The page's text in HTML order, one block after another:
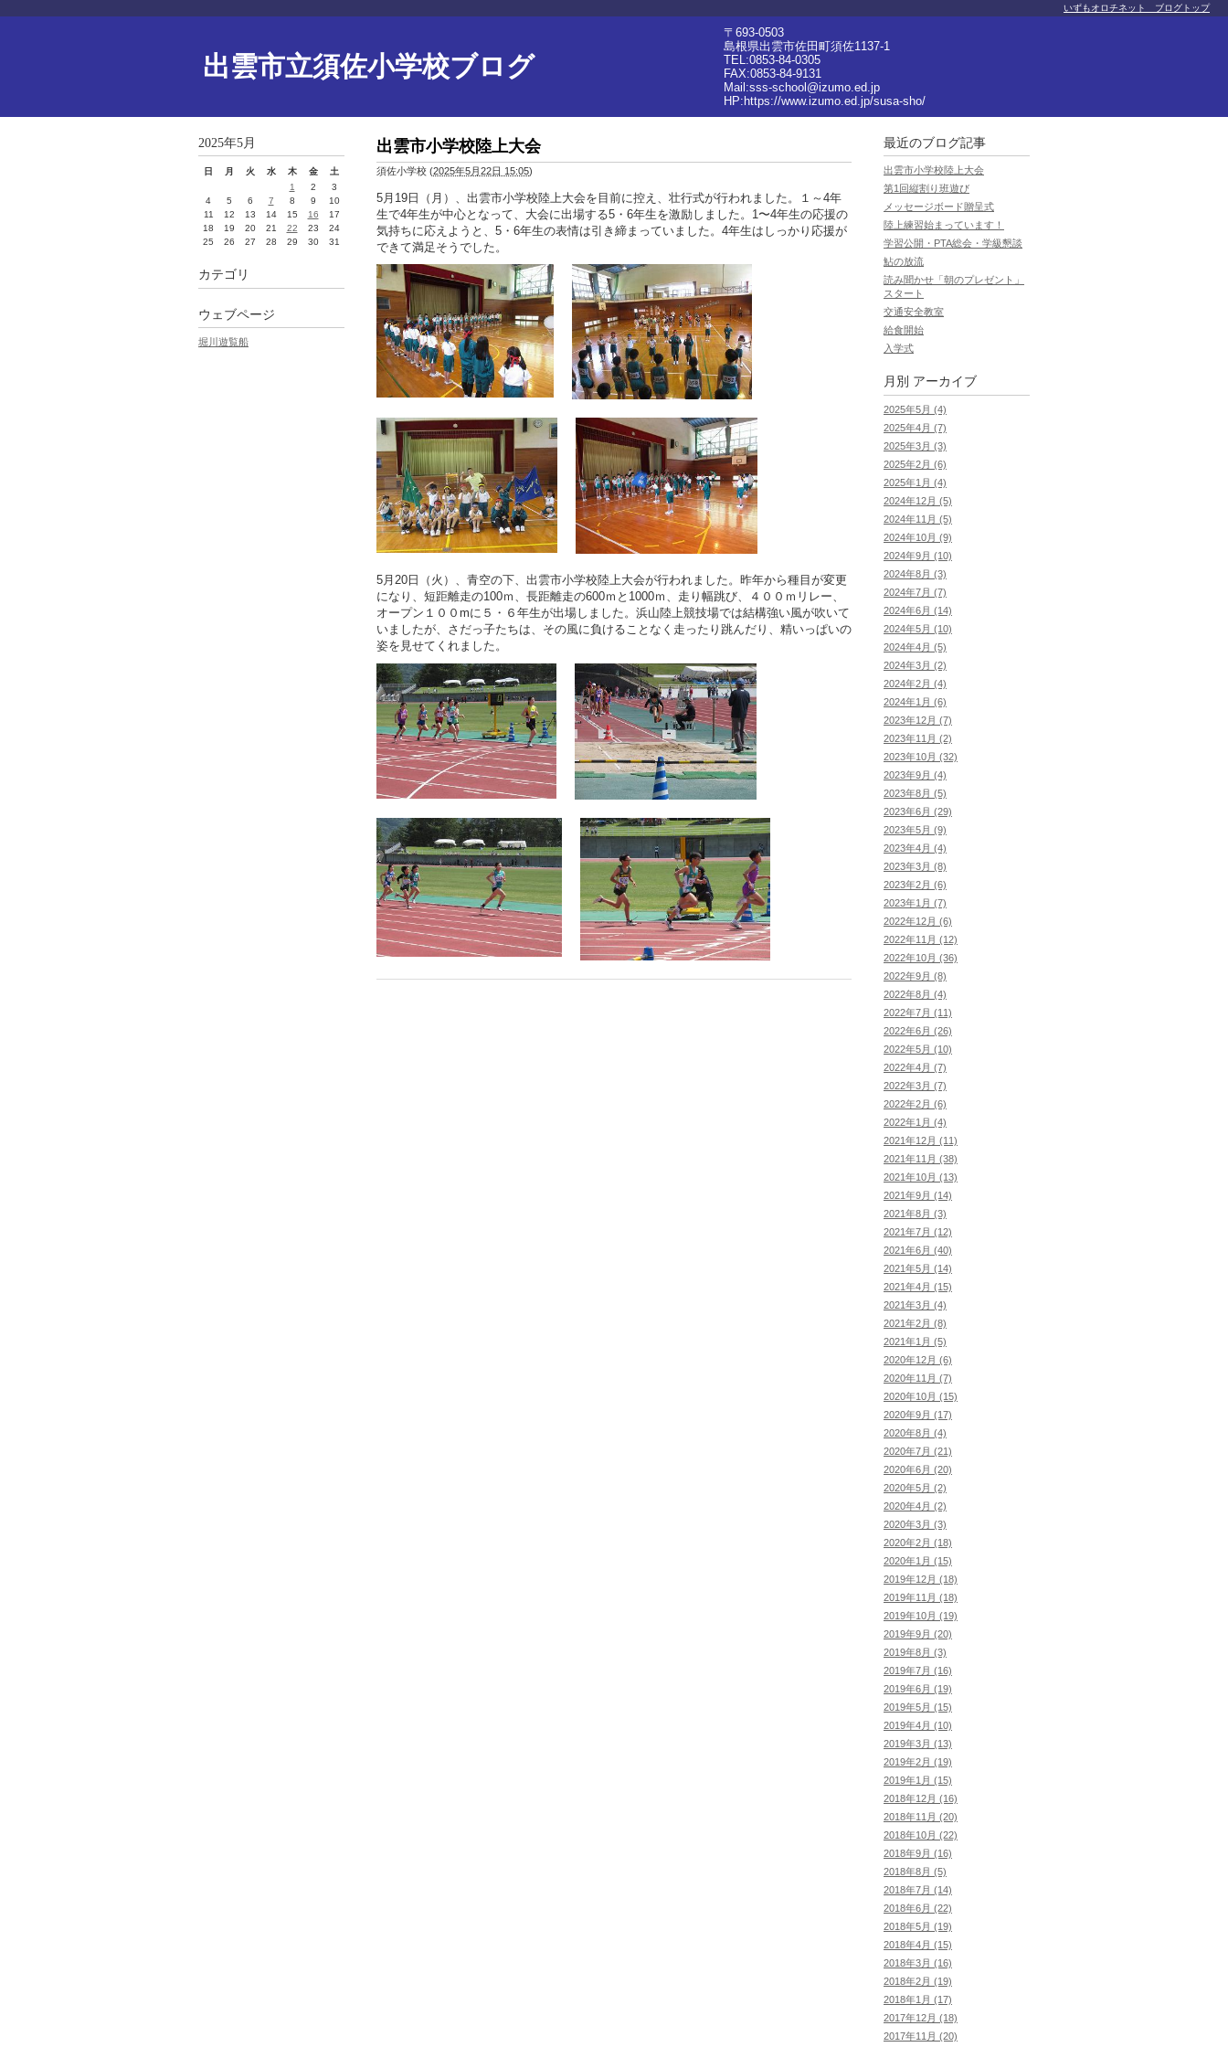
出雲市立須佐小学校ブログ
〒693-0503
島根県出雲市佐田町須佐1137-1
TEL:0853-84-0305
FAX:0853-84-9131
Mail:sss-school@izumo.ed.jp
HP: https://www.izumo.ed.jp/susa-sho/
いずもオロチネット ブログトップ
出雲市小学校陸上大会
須佐小学校 (2025年5月22日 15:05)
5月19日（月）、出雲市小学校陸上大会を目前に控え、壮行式が行われました。１～4年
生で4年生が中心となって 、大会に出場する5・6年生を激励しました。1〜4年生の応援の
気持ちに応えようと、5・6年生の表情は引き締まっていました。4年生はしっかり応援が
できて満足そうでした。
5月20日（火）、青空の下、出雲市小学校陸上大会が行われました。昨年から種目が変更
になり、短距離走の100ｍ、長距離走の600ｍと1000ｍ、走り幅跳び、４００ｍリレー、
オープン１００mに５・６年生が出場しました。浜山陸上競技場では結構強い風が吹いて
いましたが、さだっ子たちは、その風に負けることなく走ったり跳んだり、精いっぱいの
姿を見せてくれました。
2025年5月
日 月 火 水 木 金
土
1
2
3
4
5 6 7 8 9
10
11
12 13 14 15 16
17
18
19 20 21 22 23
24
25
26 27 28 29 30 31
カテゴリ
ウェブページ
堀川遊覧船
最近のブログ記事
出雲市小学校陸上大会
第1回縦割り班遊び
メッセージボード贈呈式
陸上練習始まっています！
学習公開・PTA総会・学級懇談
鮎の放流
読み聞かせ「朝のプレゼント」
スタート
交通安全教室
給食開始
入学式
月別 アーカイブ
2025年5月 (4)
2025年4月 (7)
2025年3月 (3)
2025年2月 (6)
2025年1月 (4)
2024年12月 (5)
2024年11月 (5)
2024年10月 (9)
2024年9月 (10)
2024年8月 (3)
2024年7月 (7)
2024年6月 (14)
2024年5月 (10)
2024年4月 (5)
2024年3月 (2)
2024年2月 (4)
2024年1月 (6)
2023年12月 (7)
2023年11月 (2)
2023年10月 (32)
2023年9月 (4)
2023年8月 (5)
2023年6月 (29)
2023年5月 (9)
2023年4月 (4)
2023年3月 (8)
2023年2月 (6)
2023年1月 (7)
2022年12月 (6)
2022年11月 (12)
2022年10月 (36)
2022年9月 (8)
2022年8月 (4)
2022年7月 (11)
2022年6月 (26)
2022年5月 (10)
2022年4月 (7)
2022年3月 (7)
2022年2月 (6)
2022年1月 (4)
2021年12月 (11)
2021年11月 (38)
2021年10月 (13)
2021年9月 (14)
2021年8月 (3)
2021年7月 (12)
2021年6月 (40)
2021年5月 (14)
2021年4月 (15)
2021年3月 (4)
2021年2月 (8)
2021年1月 (5)
2020年12月 (6)
2020年11月 (7)
2020年10月 (15)
2020年9月 (17)
2020年8月 (4)
2020年7月 (21)
2020年6月 (20)
2020年5月 (2)
2020年4月 (2)
2020年3月 (3)
2020年2月 (18)
2020年1月 (15)
2019年12月 (18)
2019年11月 (18)
2019年10月 (19)
2019年9月 (20)
2019年8月 (3)
2019年7月 (16)
2019年6月 (19)
2019年5月 (15)
2019年4月 (10)
2019年3月 (13)
2019年2月 (19)
2019年1月 (15)
2018年12月 (16)
2018年11月 (20)
2018年10月 (22)
2018年9月 (16)
2018年8月 (5)
2018年7月 (14)
2018年6月 (22)
2018年5月 (19)
2018年4月 (15)
2018年3月 (16)
2018年2月 (19)
2018年1月 (17)
2017年12月 (18)
2017年11月 (20)